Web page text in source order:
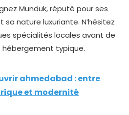
Munduk, réputé pour ses
nature luxuriante. N’hésitez
spécialités locales avant de
hébergement typique.
ahmedabad : entre
et modernité